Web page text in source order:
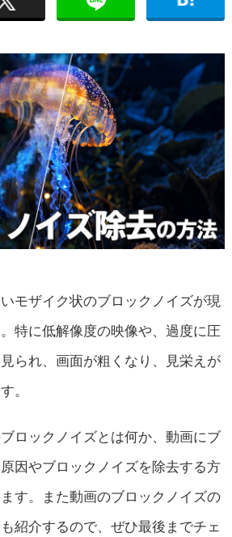
モザイク状のブロックノイズが現
特に低解像度の映像や、過度に圧
られ、画面が粗くなり、見栄えが
。
ロックノイズとは何か、動画にブ
因やブロックノイズを除去する方
す。また動画のブロックノイズの
紹介するので、ぜひ最後までチェ